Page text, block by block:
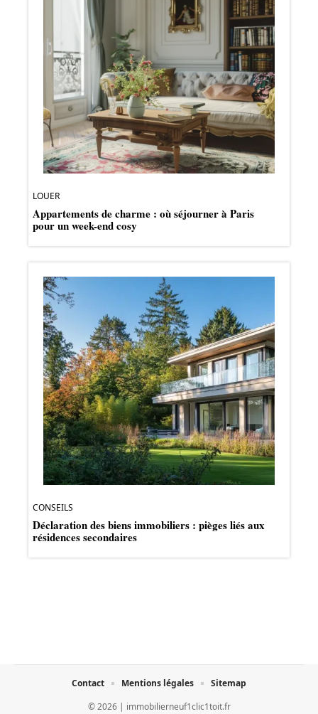
LOUER
Appartements de charme : où séjourner à Paris
pour un week-end cosy
CONSEILS
Déclaration des biens immobiliers : pièges liés aux
résidences secondaires
© 2026 | immobilierneuf1clic1toit.fr
Contact Mentions légales Sitemap